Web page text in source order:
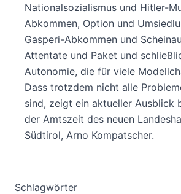
Nationalsozialismus und Hitler-
Abkommen, Option und
Gasperi-Abkommen und
Attentate und Paket und
Autonomie, die für viele
Dass trotzdem nicht alle
sind, zeigt ein aktueller Ausblick
der Amtszeit des neuen
Südtirol, Arno Kompatscher.
Schlagwörter